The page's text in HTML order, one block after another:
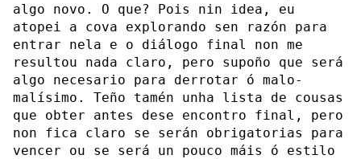
algo novo. O que? Pois nin idea, eu
atopei a cova explorando sen razón para
entrar nela e o diálogo final non me
resultou nada claro, pero supoño que será
algo necesario para derrotar ó malo-
malísimo. Teño tamén unha lista de cousas
que obter antes dese encontro final, pero
non fica claro se serán obrigatorias para
vencer ou se será un pouco máis ó estilo